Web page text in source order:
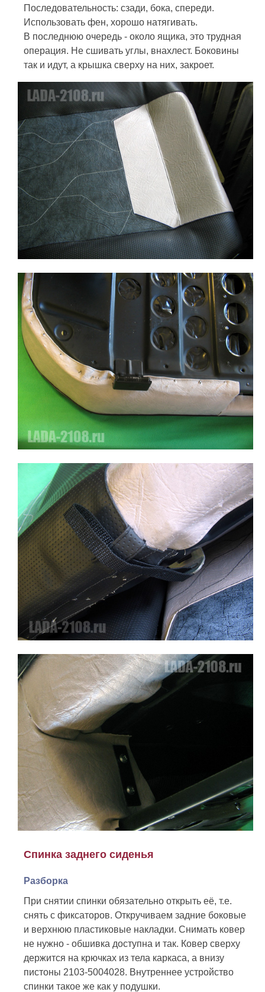
Последовательность: сзади, бока, спереди.
Использовать фен, хорошо натягивать.
В последнюю очередь - около ящика, это трудная
операция. Не сшивать углы, внахлест. Боковины
так и идут, а крышка сверху на них, закроет.
Спинка заднего сиденья
Разборка
При снятии спинки обязательно открыть её, т.е.
снять с фиксаторов. Откручиваем задние боковые
и верхнюю пластиковые накладки. Снимать ковер
не нужно - обшивка доступна и так. Ковер сверху
держится на крючках из тела каркаса, а внизу
пистоны 2103-5004028. Внутреннее устройство
спинки такое же как у подушки.